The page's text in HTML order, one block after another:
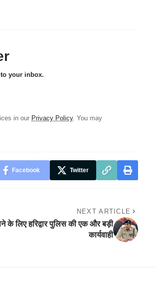
your inbox.
in our Privacy Policy. You may
Facebook Twitter
NEXT ARTICLE
के लिए हरिद्वार पुलिस की एक और बड़ी
कार्यवाही